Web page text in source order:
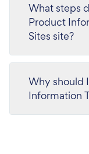
What steps
Product
Sites site?
Why should
Information